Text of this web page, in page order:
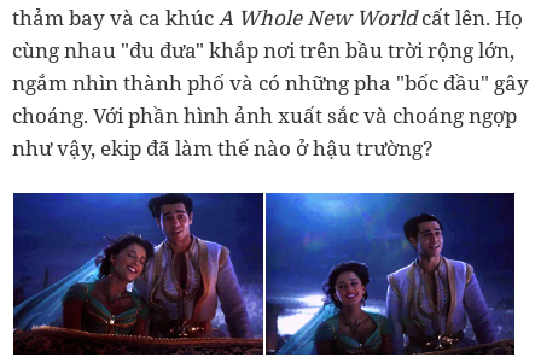
thảm bay và ca khúcA Whole New Worldcất lên. Họ
cùng nhau "đu đưa" khắp nơi trên bầu trời rộng lớn,
ngắm nhìn thành phố và có những pha "bốc đầu" gây
choáng. Với phần hình ảnh xuất sắc và choáng ngợp
như vậy, ekip đã làm thế nào ở hậu trường?